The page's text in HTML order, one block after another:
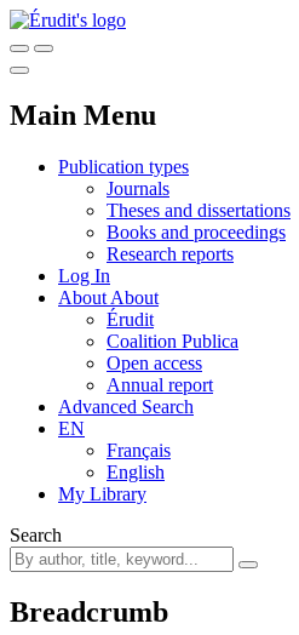
Main Menu
Publication types
Journals
Theses and dissertations
Books and proceedings
Research reports
Log In
About About
Érudit
Coalition Publica
Open access
Annual report
Advanced Search
EN
Français
English
My Library
Search
Breadcrumb